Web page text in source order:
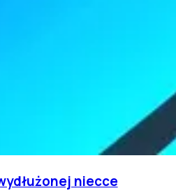
niecce